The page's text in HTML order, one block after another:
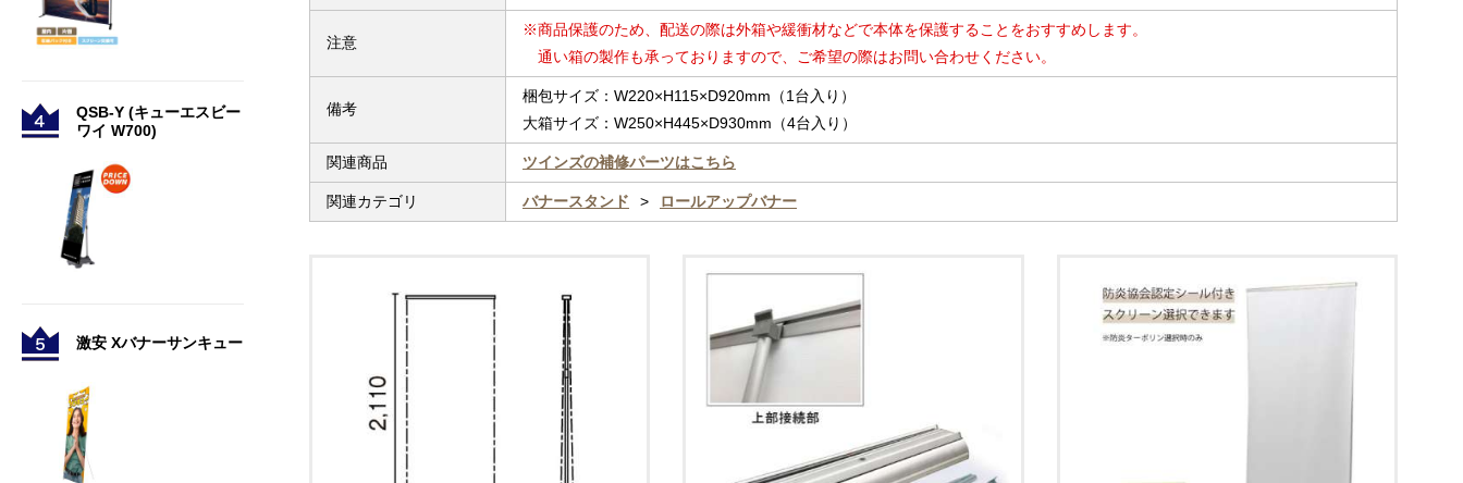
注意
※商品保護のため、配送の際は外箱や緩衝材などで本体を保護することをおすすめします。
通い箱の製作も承っておりますので、ご希望の際はお問い合わせください。
備考
梱包サイズ：W220×H115×D920mm（1台入り）
大箱サイズ：W250×H445×D930mm（4台入り）
関連商品 ツインズの補修パーツはこちら
関連カテゴリ バナースタンド ロールアップバナー
QSB-Y (キューエスビー
ワイ W700)
激安 Xバナーサンキュー